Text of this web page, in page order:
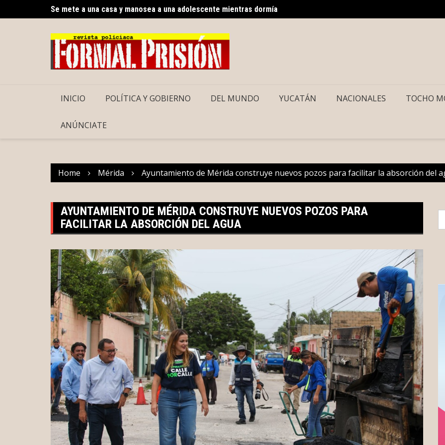
to
Se mete a una casa y manosea a una adolescente mientras dormía
Renacimiento Maya hace historia en atención a personas autistas
INICIO POLÍTICA Y GOBIERNO DEL MUNDO YUCATÁN NACIONALES TOCHO
ANÚNCIATE
Home Mérida Ayuntamiento de Mérida construye nuevos pozos para facilitar la absorción del
AYUNTAMIENTO DE MÉRIDA CONSTRUYE NUEVOS POZOS PARA
FACILITAR LA ABSORCIÓN DEL AGUA